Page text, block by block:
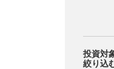
投資対
絞り込